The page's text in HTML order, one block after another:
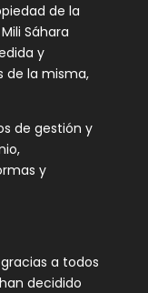
de la
Sáhara
y
de la misma,
de gestión y
y
a todos
decidido